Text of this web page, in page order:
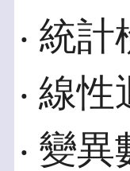
‧ 統計
‧ 線性
‧ 變